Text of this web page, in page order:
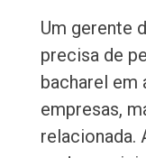
Um gerente
precisa de
bacharel em
empresas,
relacionada.